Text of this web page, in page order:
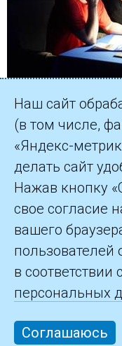
©2026 ПАО «Газпром»
Контакты
Наш сайт
(в том числе,
«Яндекс-
делать сайт
Нажав кнопку
свое согласие
вашего
пользователей
в соответствии с
персональных
Соглашаюсь